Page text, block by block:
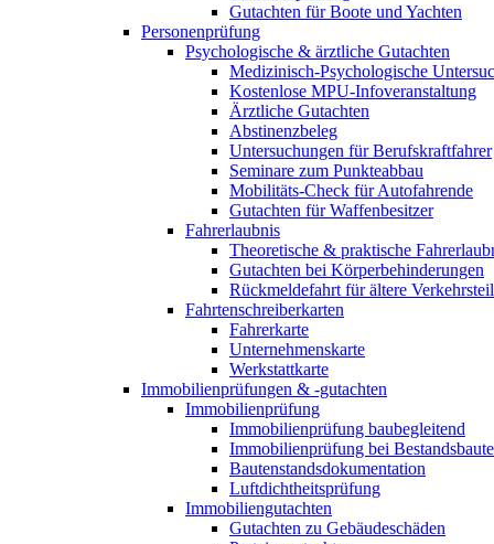
Gutachten für Boote und Yachten
Personenprüfung
Psychologische & ärztliche Gutachten
Medizinisch-Psychologische
Kostenlose MPU-Infoveranstaltung
Ärztliche Gutachten
Abstinenzbeleg
Untersuchungen für Berufskraftfahrer
Seminare zum Punkteabbau
Mobilitäts-Check für Autofahrende
Gutachten für Waffenbesitzer
Fahrerlaubnis
Theoretische & praktische
Gutachten bei Körperbehinderungen
Rückmeldefahrt für ältere
Fahrtenschreiberkarten
Fahrerkarte
Unternehmenskarte
Werkstattkarte
Immobilienprüfungen & -gutachten
Immobilienprüfung
Immobilienprüfung baubegleitend
Immobilienprüfung bei
Bautenstandsdokumentation
Luftdichtheitsprüfung
Immobiliengutachten
Gutachten zu Gebäudeschäden